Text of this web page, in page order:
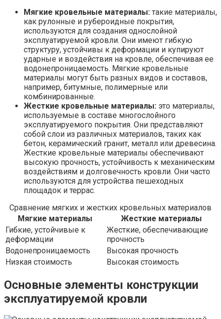
Мягкие кровельные материалы: такие материалы,
как рулонные и рубероидные покрытия,
используются для создания однослойной
эксплуатируемой кровли. Они имеют гибкую
структуру, устойчивы к деформации и купируют
ударные и воздействия на кровле, обеспечивая ее
водонепроницаемость. Мягкие кровельные
материалы могут быть разных видов и составов,
например, битумные, полимерные или
комбинированные.
Жесткие кровельные материалы: это материалы,
используемые в составе многослойного
эксплуатируемого покрытия. Они представляют
собой слои из различных материалов, таких как
бетон, керамический гранит, металл или древесина.
Жесткие кровельные материалы обеспечивают
высокую прочность, устойчивость к механическим
воздействиям и долговечность кровли. Они часто
используются для устройства пешеходных
площадок и террас.
Сравнение мягких и жестких кровельных материалов
Мягкие материалы
Жесткие материалы
Гибкие, устойчивые к
деформации
Жесткие, обеспечивающие
прочность
Водонепроницаемость
Высокая прочность
Низкая стоимость
Высокая стоимость
Основные элементы конструкции
эксплуатируемой кровли